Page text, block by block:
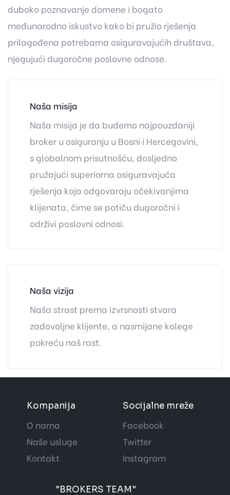
duboko poznavanje domene i bogato
međunarodno iskustvo kako bi pružio rješenja
prilagođena potrebama osiguravajućih društava,
njegujući dugoročne poslovne odnose.
Naša misija
Naša misija je da budemo najpouzdaniji
broker u osiguranju u Bosni i Hercegovini,
s globalnom prisutnošću, dosljedno
pružajući superiorna osiguravajuća
rješenja koja odgovaraju očekivanjima
klijenata, čime se potiču dugoročni i
održivi poslovni odnosi.
Naša vizija
Naša strast prema izvrsnosti stvara
zadovoljne klijente, a nasmijane kolege
pokreću naš rast.
Kompanija
O nama
Naše usluge
Kontakt
Socijalne mreže
Facebook
Twitter
Instagram
"BROKERS TEAM"